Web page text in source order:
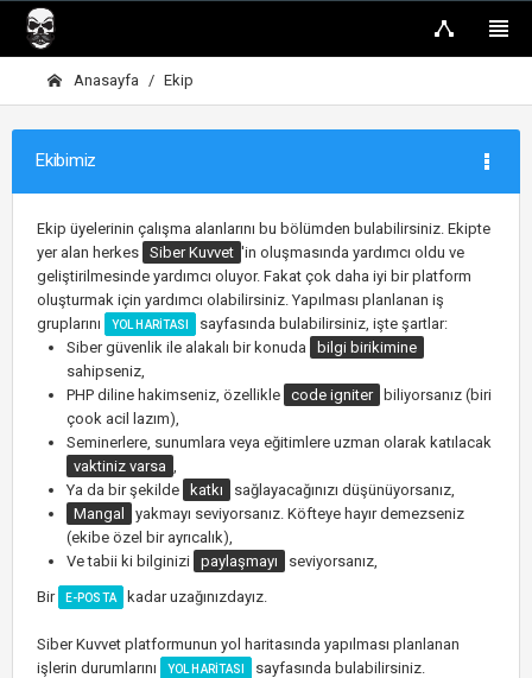
Anasayfa Ekip
Ekibimiz
Ekip üyelerinin çalışma alanlarını bu bölümden bulabilirsiniz. Ekipte
yer alan herkes Siber Kuvvet 'in oluşmasında yardımcı oldu ve
geliştirilmesinde yardımcı oluyor. Fakat çok daha iyi bir platform
oluşturmak için yardımcı olabilirsiniz. Yapılması planlanan iş
gruplarını
YOL HARITASI
sayfasında bulabilirsiniz, işte şartlar:
Siber güvenlik ile alakalı bir konuda
bilgi birikimine
sahipseniz,
PHP diline hakimseniz, özellikle code igniter
biliyorsanız (biri
çook acil lazım),
Seminerlere, sunumlara veya eğitimlere uzman olarak katılacak
vaktiniz varsa ,
Ya da bir şekilde
katkı
sağlayacağınızı düşünüyorsanız,
Mangal
yakmayı seviyorsanız. Köfteye hayır demezseniz
(ekibe özel bir ayrıcalık),
Ve tabii ki bilginizi paylaşmayı
seviyorsanız,
Bir
E-POSTA kadar uzağınızdayız.
Siber Kuvvet platformunun yol haritasında yapılması planlanan
işlerin durumlarını
YOL HARITASI sayfasında bulabilirsiniz.